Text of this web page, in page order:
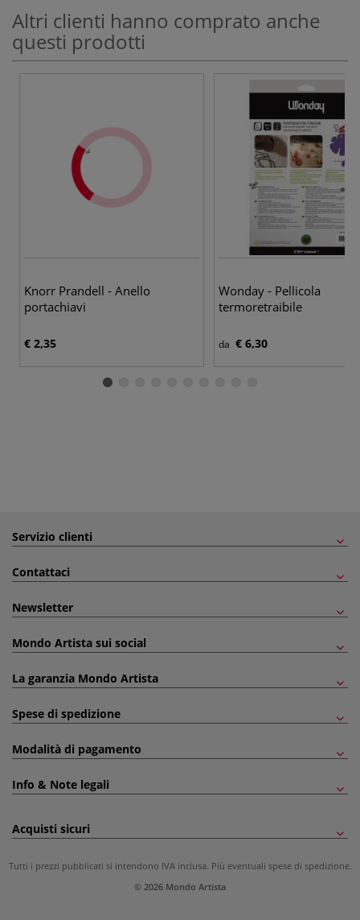
Altri clienti hanno comprato anche
questi prodotti
Knorr Prandell - Anello
portachiavi
€ 2,35
Wonday - Pellicola
termoretraibile
da € 6,30
Servizio clienti
Contattaci
Newsletter
Mondo Artista sui social
La garanzia Mondo Artista
Spese di spedizione
Modalità di pagamento
Info & Note legali
Acquisti sicuri
Tutti i prezzi pubblicati si intendono IVA inclusa. Più eventuali spese di spedizione.
© 2026 Mondo Artista